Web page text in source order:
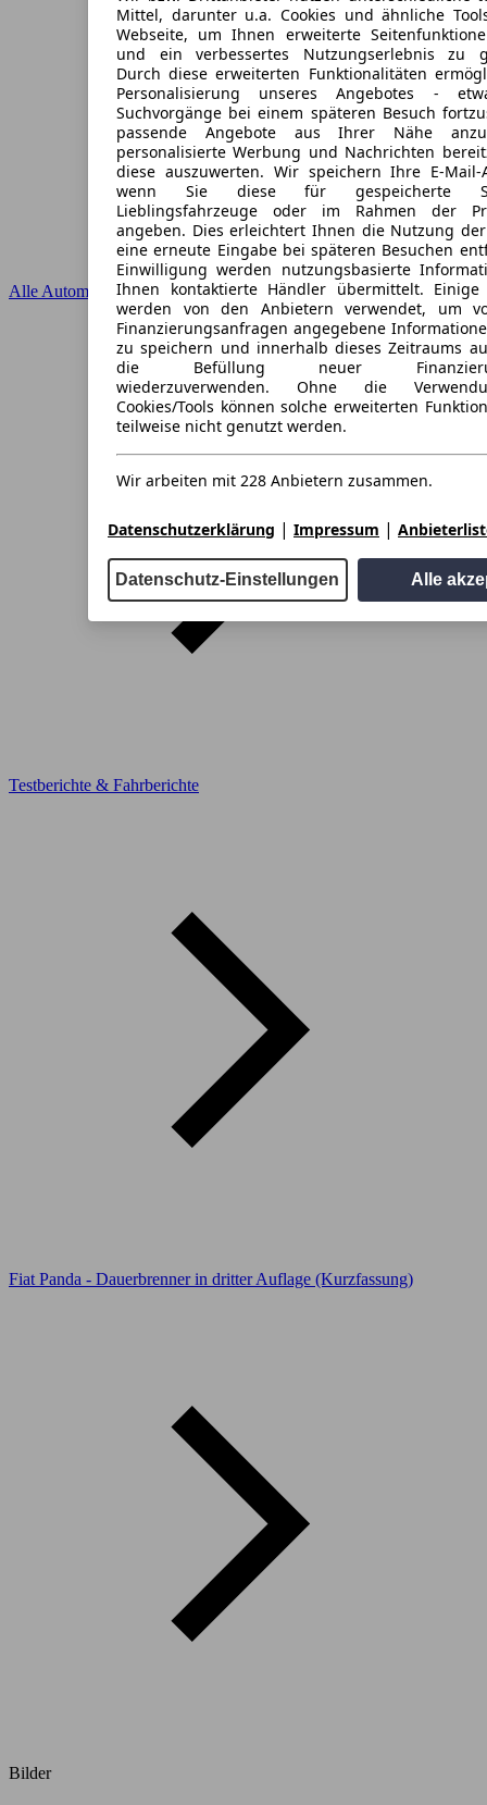
Mittel, darunter u.a. Cookies und ähnliche
Webseite, um Ihnen erweiterte
und ein verbessertes Nutzungserlebnis zu
Durch diese erweiterten Funktionalitäten
Personalisierung unseres Angebotes -
Suchvorgänge bei einem späteren Besuch
passende Angebote aus Ihrer Nähe
personalisierte Werbung und Nachrichten
diese auszuwerten. Wir speichern Ihre E-Mail-
wenn Sie diese für gespeicherte
Lieblingsfahrzeuge oder im Rahmen der
angeben. Dies erleichtert Ihnen die Nutzung
eine erneute Eingabe bei späteren Besuchen
Einwilligung werden nutzungsbasierte
Ihnen kontaktierte Händler übermittelt. Einige
werden von den Anbietern verwendet, um
Finanzierungsanfragen angegebene
zu speichern und innerhalb dieses Zeitraums
die Befüllung neuer
wiederzuverwenden. Ohne die
Cookies/Tools können solche erweiterten
teilweise nicht genutzt werden.
Wir arbeiten mit 228 Anbietern zusammen.
Datenschutzerklärung | Impressum |
Datenschutz-Einstellungen Alle
Alle Automarken
Testberichte & Fahrberichte
Fiat Panda - Dauerbrenner in dritter Auflage (Kurzfassung)
Bilder